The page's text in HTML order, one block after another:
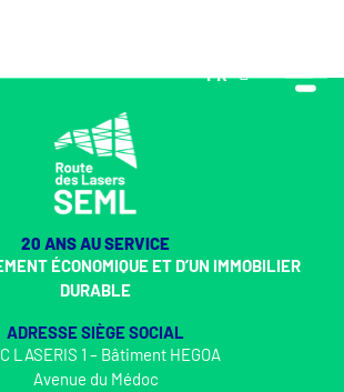
FR
EN
20 ANS AU SERVICE
ÉCONOMIQUE ET D’UN IMMOBILIER
DURABLE
ADRESSE SIÈGE SOCIAL
LASERIS 1 – Bâtiment HEGOA
Avenue du Médoc